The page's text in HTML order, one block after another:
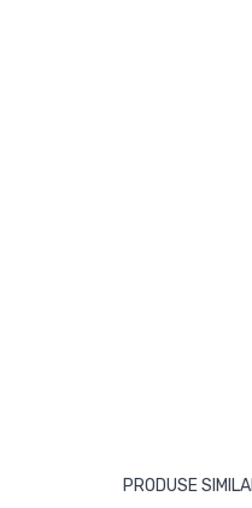
PRODUSE